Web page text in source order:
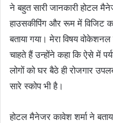
ने बहुत सारी जानकारी होटल
हाउसकीपिंग और रूम में विजिट
बताया गया। मेरा विषय
चाहते हैं उन्होंने कहा कि ऐसे में
लोगों को घर बैठे ही रोजगार
सारे स्कोप भी है।
होटल मैनेजर कावेश शर्मा ने